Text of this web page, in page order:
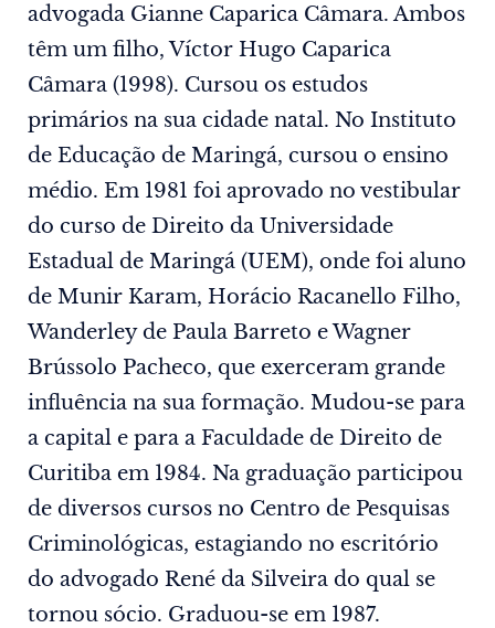
advogada Gianne Caparica Câmara. Ambos
têm um filho, Víctor Hugo Caparica
Câmara (1998). Cursou os estudos
primários na sua cidade natal. No Instituto
de Educação de Maringá, cursou o ensino
médio. Em 1981 foi aprovado no vestibular
do curso de Direito da Universidade
Estadual de Maringá (UEM), onde foi aluno
de Munir Karam, Horácio Racanello Filho,
Wanderley de Paula Barreto e Wagner
Brússolo Pacheco, que exerceram grande
influência na sua formação. Mudou-se para
a capital e para a Faculdade de Direito de
Curitiba em 1984. Na graduação participou
de diversos cursos no Centro de Pesquisas
Criminológicas, estagiando no escritório
do advogado René da Silveira do qual se
tornou sócio. Graduou-se em 1987.